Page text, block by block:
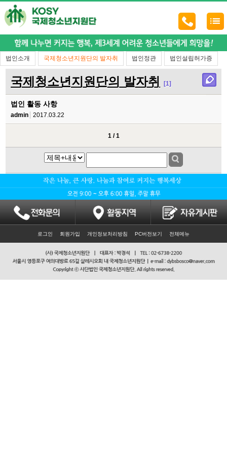
법인소개 국제청소년지원단의 발자취 법인정관 법인설립허가증
국제청소년지원단의 발자취 [1]
법인 활동 사항
admin 2017.03.22
1 / 1
로그인 회원가입 개인정보처리방침 PC버전보기 전체메뉴